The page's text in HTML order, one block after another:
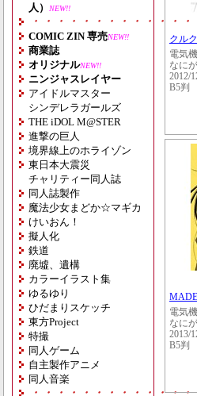
人）
NEW!!
・・・・・・・・・・・・・
COMIC ZIN 専売NEW!!
商業誌
オリジナルNEW!!
ニンジャスレイヤー
アイドルマスター
シンデレラガールズ
THE iDOL M@STER
進撃の巨人
境界線上のホライゾン
東日本大震災
チャリティー同人誌
同人誌製作
魔法少女まどか☆マギカ
けいおん！
擬人化
鉄道
廃墟、遺構
カラーイラスト集
ゆるゆり
ひだまりスケッチ
東方Project
特撮
同人ゲーム
自主製作アニメ
同人音楽
・・・・・・・・・・・・
クル
電気
なに
2012/
B5判
電気
なに
2013/
B5判